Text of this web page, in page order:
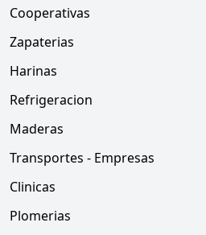
Cooperativas
Zapaterias
Harinas
Refrigeracion
Maderas
Transportes - Empresas
Clinicas
Plomerias